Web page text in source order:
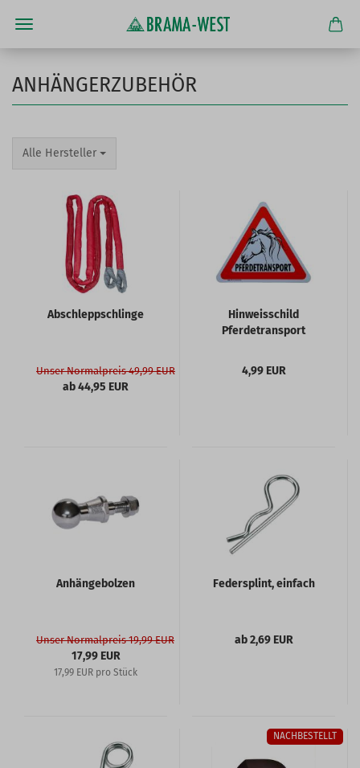
ANHÄNGERZUBEHÖR
Alle Hersteller
Abschleppschlinge
Unser Normalpreis 49,99 EUR
ab 44,95 EUR
Hinweisschild
Pferdetransport
4,99 EUR
Anhängebolzen
Unser Normalpreis 19,99 EUR
17,99 EUR
17,99 EUR pro Stück
Federsplint, einfach
ab 2,69 EUR
NACHBESTELLT